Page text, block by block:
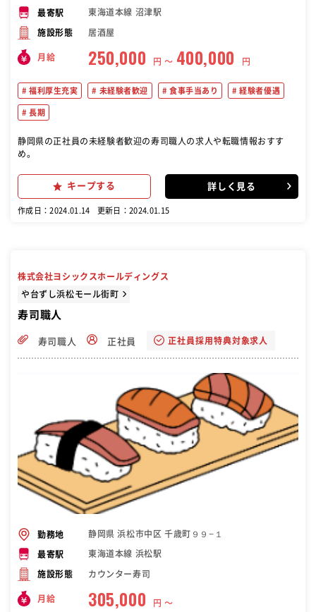
最寄駅 東海道本線 沼津駅
施設形態 居酒屋
月給 250,000 円 〜 400,000 円
福利厚生充実 未経験者歓迎 食事手当あり 経験者優遇
長期
静岡県の正社員の未経験者歓迎の寿司職人の求人や転職情報おすす
め。
キープする 詳しく見る
作成日：2024.01.14 更新日：2024.01.15
株式会社ヨシックスホールディングス
や台ずし浜松モール街町
寿司職人
寿司職人 正社員 正社員採用特典対象求人
勤務地 静岡県 浜松市中区 千歳町９９−１
最寄駅 東海道本線 浜松駅
施設形態 カウンター寿司
月給 305,000 円 〜